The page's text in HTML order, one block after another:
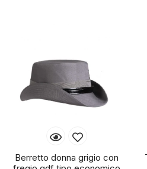
Berretto donna grigio con